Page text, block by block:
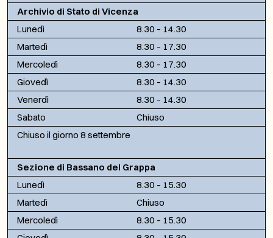
Archivio di Stato di Vicenza
Lunedì
8.30 – 14.30
Martedì
8.30 – 17.30
Mercoledì
8.30 – 17.30
Giovedì
8.30 – 14.30
Venerdì
8.30 – 14.30
Sabato
Chiuso
Chiuso il giorno 8 settembre
Sezione di Bassano del Grappa
Lunedì
8.30 – 15.30
Martedì
Chiuso
Mercoledì
8.30 – 15.30